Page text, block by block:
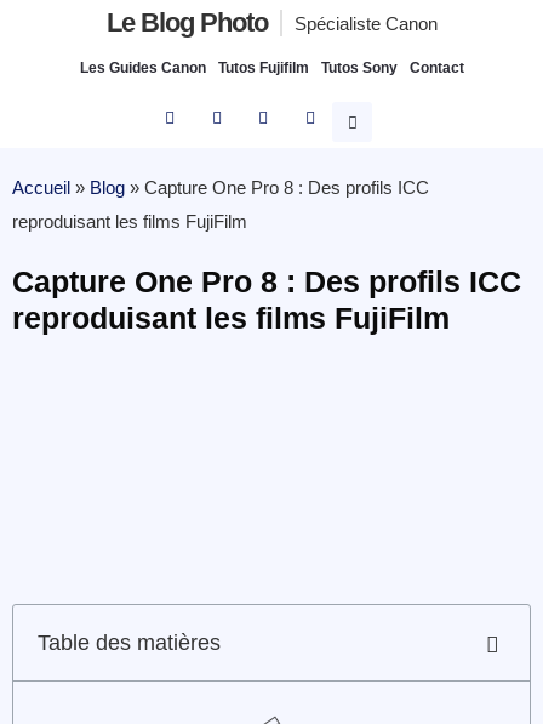
Le Blog Photo Spécialiste Canon
Les Guides Canon Tutos Fujifilm Tutos Sony Contact
Accueil » Blog » Capture One Pro 8 : Des profils ICC
reproduisant les films FujiFilm
Capture One Pro 8 : Des profils ICC
reproduisant les films FujiFilm
Table des matières